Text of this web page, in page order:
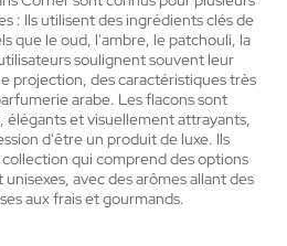
: Ils utilisent des ingrédients clés de
que le oud, l'ambre, le patchouli, la
soulignent souvent leur
projection, des caractéristiques très
arabe. Les flacons sont
et visuellement attrayants,
d'être un produit de luxe. Ils
qui comprend des options
avec des arômes allant des
aux frais et gourmands.